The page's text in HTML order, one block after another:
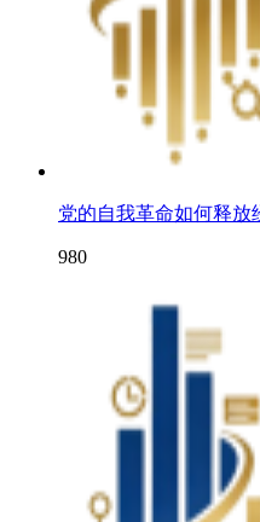
党的自我革命如何释放
980